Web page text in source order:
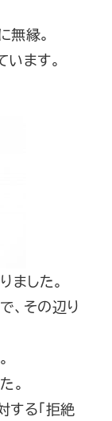
無縁。
ます。
ました。
、その辺り
。
する「拒絶